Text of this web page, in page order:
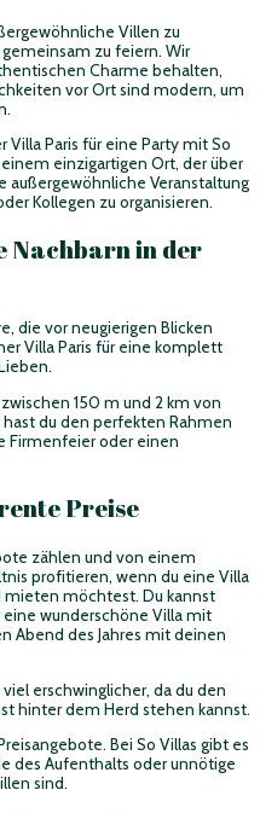
Villen zu
zu feiern. Wir
Charme behalten,
vor Ort sind modern, um
Paris für eine Party mit So
einzigartigen Ort, der über
außergewöhnliche Veranstaltung
Kollegen zu organisieren.
Nachbarn in der
die vor neugierigen Blicken
Villa Paris für eine komplett
150 m und 2 km von
du den perfekten Rahmen
Firmenfeier oder einen
Preise
zählen und von einem
profitieren, wenn du eine Villa
mieten möchtest. Du kannst
wunderschöne Villa mit
Abend des Jahres mit deinen
erschwinglicher, da du den
hinter dem Herd stehen kannst.
Bei So Villas gibt es
des Aufenthalts oder unnötige
sind.